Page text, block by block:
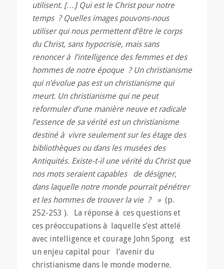
utilisent. […] Qui est le Christ pour notre
temps ? Quelles images pouvons-nous
utiliser qui nous permettent d’être le corps
du Christ, sans hypocrisie, mais sans
renoncer à l’intelligence des femmes et des
hommes de notre époque ? Un christianisme
qui n’évolue pas est un christianisme qui
meurt. Un christianisme qui ne peut
reformuler d’une manière neuve et radicale
l’essence de sa vérité est un christianisme
destiné à vivre seulement sur les étage des
bibliothèques ou dans les musées des
Antiquités. Existe-t-il une vérité du Christ que
nos mots seraient capables de désigner,
dans laquelle notre monde pourrait pénétrer
et les hommes de trouver la vie ? » (p.
252-253 ). La réponse à ces questions et
ces préoccupations à laquelle s’est attelé
avec intelligence et courage John Spong est
un enjeu capital pour l’avenir du
christianisme dans le monde moderne.